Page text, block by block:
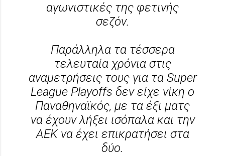
αγωνιστικές της φετινής
σεζόν.
Παράλληλα τα τέσσερα
τελευταία χρόνια στις
αναμετρήσεις τους για τα Super
League Playoffs δεν είχε νίκη ο
Παναθηναϊκός, με τα έξι ματς
να έχουν λήξει ισόπαλα και την
ΑΕΚ να έχει επικρατήσει στα
δύο.